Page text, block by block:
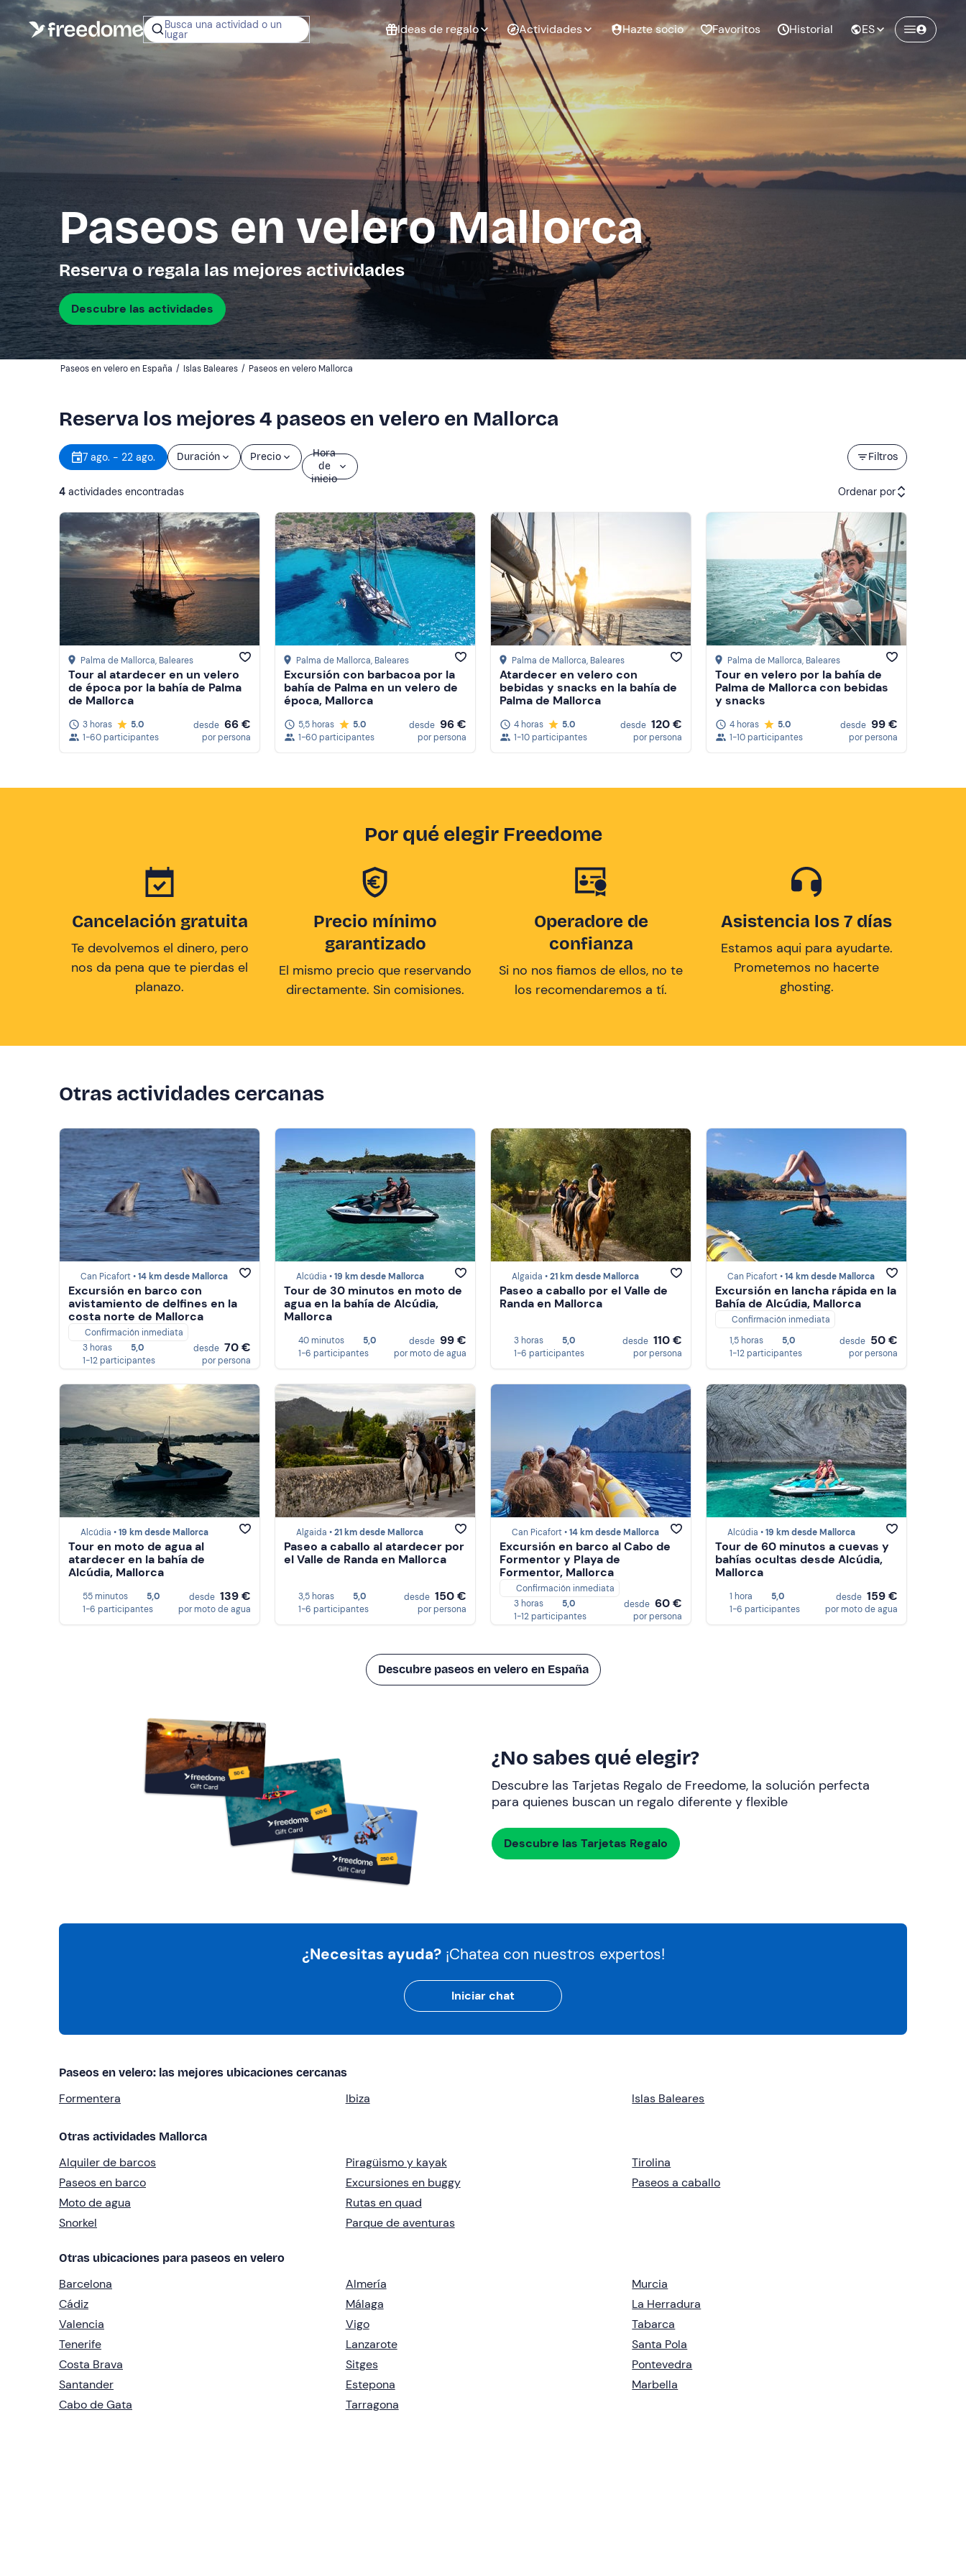
Busca una actividad o un
lugar Ideas de regalo
¿No sabes qué
Tarjeta Regalo
Freedome
Un regalo digital que te
permite elegir
experiencias al aire libre
Regala una tarjeta
Experiencias
para regalar
Experiencias
para regalar
en pareja
Regalo de
cumpleaños
Regalo de
graduación
Despedida de
soltero
Despedida de
soltera
Actividades Hazte socio Favoritos Historial ES
Paseos en velero Mallorca
Reserva o regala las mejores actividades
Descubre las actividades
Paseos en velero en España / Islas Baleares / Paseos en velero Mallorca
Reserva los mejores 4 paseos en velero en Mallorca
Filtros
7 ago. - 22 ago. Duración Precio
Hora
de
inicio
4 actividades encontradas Ordenar por
Actividades recomendadas
Precio (de menor a mayor)
Precio (de mayor a menor)
Reseñas
Palma de Mallorca, Baleares
Tour al atardecer en un velero
de época por la bahía de Palma
de Mallorca
3 horas
5.0
1-60 participantes
desde 66 €
por persona
Palma de Mallorca, Baleares
Excursión con barbacoa por la
bahía de Palma en un velero de
época, Mallorca
5,5 horas
5.0
1-60 participantes
desde 96 €
por persona
Palma de Mallorca, Baleares
Atardecer en velero con
bebidas y snacks en la bahía de
Palma de Mallorca
4 horas
5.0
1-10 participantes
desde 120 €
por persona
Palma de Mallorca, Baleares
Tour en velero por la bahía de
Palma de Mallorca con bebidas
y snacks
4 horas
5.0
1-10 participantes
desde 99 €
por persona
Por qué elegir Freedome
Cancelación gratuita
Te devolvemos el dinero, pero
nos da pena que te pierdas el
planazo.
Precio mínimo
garantizado
El mismo precio que reservando
directamente. Sin comisiones.
Operadore de
confianza
Si no nos fiamos de ellos, no te
los recomendaremos a tí.
Asistencia los 7 días
Estamos aqui para ayudarte.
Prometemos no hacerte
ghosting.
Otras actividades cercanas
Can Picafort •14 km desde Mallorca
Excursión en barco con
avistamiento de delfines en la
costa norte de Mallorca
Confirmación inmediata
3 horas
5,0
1-12 participantes
desde 70 €
por persona
Alcúdia •19 km desde Mallorca
Tour de 30 minutos en moto de
agua en la bahía de Alcúdia,
Mallorca
40 minutos
5,0
1-6 participantes
desde 99 €
por moto de agua
Algaida •21 km desde Mallorca
Paseo a caballo por el Valle de
Randa en Mallorca
3 horas
5,0
1-6 participantes
desde 110 €
por persona
Can Picafort •14 km desde Mallorca
Excursión en lancha rápida en la
Bahía de Alcúdia, Mallorca
Confirmación inmediata
1,5 horas
5,0
1-12 participantes
desde 50 €
por persona
Alcúdia •19 km desde Mallorca
Tour en moto de agua al
atardecer en la bahía de
Alcúdia, Mallorca
55 minutos
5,0
1-6 participantes
desde 139 €
por moto de agua
Algaida •21 km desde Mallorca
Paseo a caballo al atardecer por
el Valle de Randa en Mallorca
3,5 horas
5,0
1-6 participantes
desde 150 €
por persona
Can Picafort •14 km desde Mallorca
Excursión en barco al Cabo de
Formentor y Playa de
Formentor, Mallorca
Confirmación inmediata
3 horas
5,0
1-12 participantes
desde 60 €
por persona
Alcúdia •19 km desde Mallorca
Tour de 60 minutos a cuevas y
bahías ocultas desde Alcúdia,
Mallorca
1 hora
5,0
1-6 participantes
desde 159 €
por moto de agua
Descubre paseos en velero en España
¿No sabes qué elegir?
Descubre las Tarjetas Regalo de Freedome, la solución perfecta
para quienes buscan un regalo diferente y flexible
Descubre las Tarjetas Regalo
¿Necesitas ayuda? ¡Chatea con nuestros expertos!
Iniciar chat
Paseos en velero: las mejores ubicaciones cercanas
Formentera Ibiza Islas Baleares
Otras actividades Mallorca
Alquiler de barcos
Paseos en barco
Moto de agua
Snorkel
Piragüismo y kayak
Excursiones en buggy
Rutas en quad
Parque de aventuras
Tirolina
Paseos a caballo
Otras ubicaciones para paseos en velero
Barcelona
Cádiz
Valencia
Tenerife
Costa Brava
Santander
Cabo de Gata
Almería
Málaga
Vigo
Lanzarote
Sitges
Estepona
Tarragona
Murcia
La Herradura
Tabarca
Santa Pola
Pontevedra
Marbella
Crea una cuenta en
¡Únete a una comunidad de aventureros
como tú y colecciona recuerdos inolvidables!
Continuar con el email